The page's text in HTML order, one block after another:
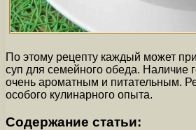
По этому рецепту каждый может
суп для семейного обеда. Наличие
очень ароматным и питательным.
особого кулинарного опыта.
Содержание статьи: